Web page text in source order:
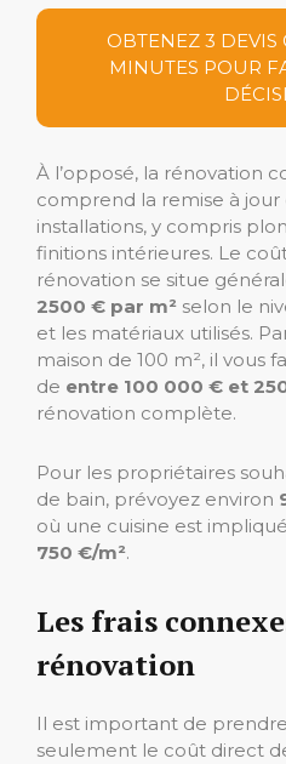
OBTENEZ 3 DEVIS
MINUTES POUR
À l’opposé, la rénovation
comprend la remise à jour
installations, y compris
finitions intérieures. Le
rénovation se situe
2500 € par m² selon le
et les matériaux utilisés.
maison de 100 m², il vous
de entre 100 000 € et
rénovation complète.
Pour les propriétaires
de bain, prévoyez environ
où une cuisine est
750 €/m².
Les frais
rénovation
Il est important de
seulement le coût direct